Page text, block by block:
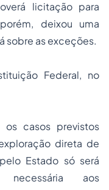
licitação para
deixou uma
sobre as exceções.
Federal, no
os casos previstos
direta de
Estado só será
necessária aos